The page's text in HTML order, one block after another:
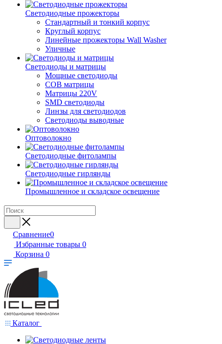
Светодиодные прожекторы
Стандартный и тонкий корпус
Круглый корпус
Линейные прожекторы Wall Washer
Уличные
Светодиоды и матрицы
Мощные светодиоды
COB матрицы
Матрицы 220V
SMD светодиоды
Линзы для светодиодов
Светодиоды выводные
Оптоволокно
Светодиодные фитолампы
Светодиодные гирлянды
Промышленное и складское освещение
Сравнение0
Избранные товары 0
Корзина 0
Каталог